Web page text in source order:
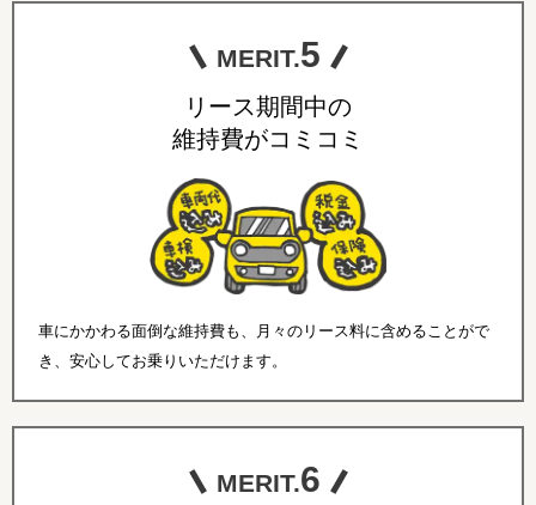
MERIT.5
リース期間中の
維持費がコミコミ
車にかかわる面倒な維持費も、月々のリース料に含めることがで
き、安心してお乗りいただけます。
MERIT.6